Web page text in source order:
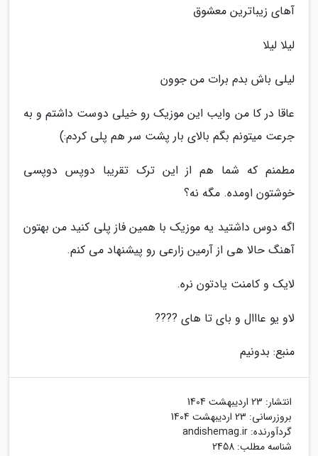
آهای زیباترین معشوق
لیلا لیلا
لیلی باش بدم برات من جوون
عاقا در کا من وایب این موزیک رو خیلی دوست داشتم و به
جرعت میتونم بگم بالای بار پشت سر هم پلی کردم:)
مطمنم که شما هم از این ترک تقریبا دوپس دوپسی
خوشتون اومده. مگه نه؟
اگه دوس داشتید یه موزیک با همین فاز پلی کنید من بهتون
آهنگ حالا هی از آرمین زارعی رو پیشنهاد می کنم.
لایک و کامنت یادتون نره.
لاو یو عااال و بای تا های ????
منبع: بدونیم
انتشار: 23 اردیبهشت 1404
بروزرسانی: 23 اردیبهشت 1404
گردآورنده: andishemag.ir
شناسه مطلب: 2458